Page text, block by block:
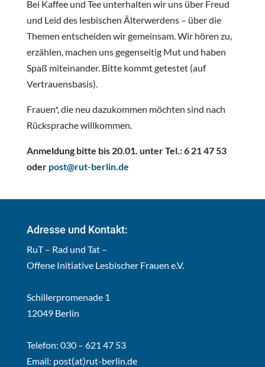
Bei Kaffee und Tee unterhalten wir uns über Freud
und Leid des lesbischen Älterwerdens – über die
Themen entscheiden wir gemeinsam. Wir hören zu,
erzählen, machen uns gegenseitig Mut und haben
Spaß miteinander. Bitte kommt getestet (auf
Vertrauensbasis).
Frauen*, die neu dazukommen möchten sind nach
Rücksprache willkommen.
Anmeldung bitte bis 20.01. unter Tel.: 6 21 47 53
oder post@rut-berlin.de
Adresse und Kontakt:
RuT – Rad und Tat –
Offene Initiative Lesbischer Frauen e.V.
Schillerpromenade 1
12049 Berlin
Telefon: 030 – 621 47 53
Email: post(at)rut-berlin.de